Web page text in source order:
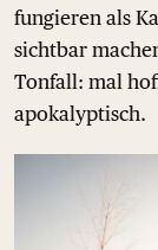
fungieren als
sichtbar
Tonfall: mal
apokalyptisch.